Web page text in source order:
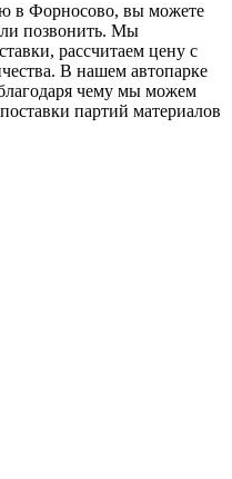
в Форносово, вы можете
позвонить. Мы
рассчитаем цену с
В нашем автопарке
чему мы можем
партий материалов